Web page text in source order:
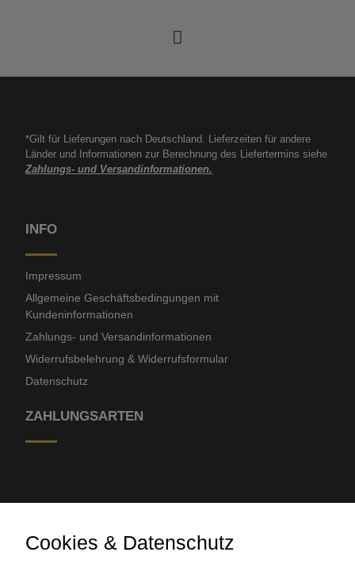
*Gilt für Lieferungen nach Deutschland. Lieferzeiten für andere
Länder und Informationen zur Berechnung des Liefertermins siehe
Zahlungs- und Versandinformationen.
INFO
Impressum
Allgemeine Geschäftsbedingungen mit
Kundeninformationen
Zahlungs- und Versandinformationen
Widerrufsbelehrung & Widerrufsformular
Datenschutz
ZAHLUNGSARTEN
Cookies & Datenschutz